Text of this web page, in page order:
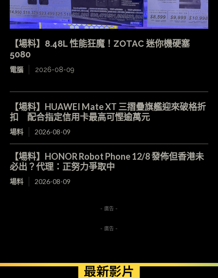
【場料】8.48L 性能狂魔！ZOTAC 迷你機硬塞
5080
電腦 2026-08-09
【場料】HUAWEI Mate XT 三摺疊旗艦迎來破格折
扣 配合指定信用卡最高可慳逾萬元
場料 2026-08-09
【場料】HONOR Robot Phone 12/8 發佈但香港未
必出？代理：正努力爭取中
場料 2026-08-09
- 廣告 -
- 廣告 -
最新影片